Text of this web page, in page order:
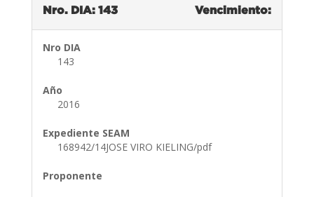
Nro. DIA: 143 Vencimiento:
Nro DIA
143
Año
2016
Expediente SEAM
168942/14JOSE VIRO KIELING/pdf
Proponente